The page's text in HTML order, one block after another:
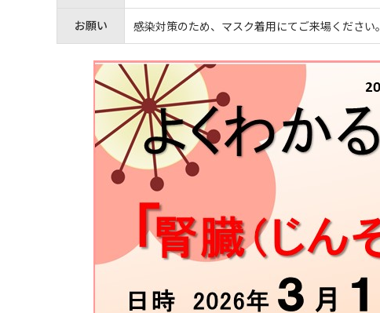
お願い 感染対策のため、マスク着用にてご来場ください。